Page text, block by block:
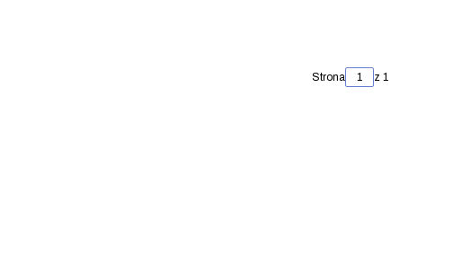
Strona z 1